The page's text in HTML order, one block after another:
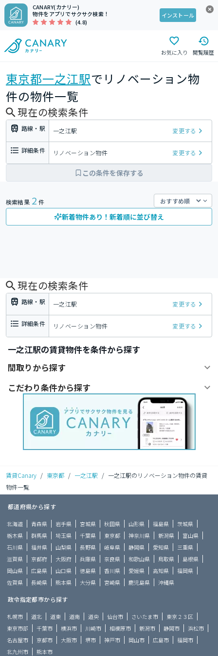
CANARY(カナリー)
物件をアプリでサクサク検索！
(4.8)
インストール
お気に入り 閲覧履歴
東京都一之江駅でリノベーション物
件の物件一覧
現在の検索条件
路線・駅 一之江駅 変更する
詳細条件 リノベーション物件 変更する
この条件を保存する
検索結果 2 件
新着物件あり！新着順に並び替え
現在の検索条件
路線・駅 一之江駅 変更する
詳細条件 リノベーション物件 変更する
一之江駅の賃貸物件を条件から探す
間取りから探す
こだわり条件から探す
賃貸Canary / 東京都 / 一之江駅 / 一之江駅のリノベーション物件の賃貸
物件一覧
都道府県から探す
北海道 青森県 岩手県 宮城県 秋田県 山形県 福島県
茨城県
栃木県
群馬県 埼玉県 千葉県 東京都 神奈川県 新潟県
富山県
石川県
福井県 山梨県 長野県 岐阜県 静岡県 愛知県
三重県
滋賀県
京都府 大阪府 兵庫県 奈良県 和歌山県 鳥取県
島根県
岡山県
広島県 山口県 徳島県 香川県 愛媛県 高知県
福岡県
佐賀県
長崎県 熊本県 大分県 宮崎県 鹿児島県 沖縄県
政令指定都市から探す
札幌市 道北 道東 道南 道央 仙台市 さいたま市
東京２３区
東京市部
千葉市 横浜市 川崎市 相模原市 新潟市 静岡市
浜松市
名古屋市
京都市 大阪市 堺市 神戸市 岡山市 広島市
福岡市
北九州市
熊本市